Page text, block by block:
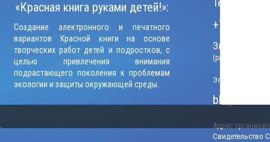
«Красная книга руками детей!»:
Создание электронного и печатного
вариантов Красной книги на основе
творческих работ детей и подростков, с
целью привлечения внимания
подрастающего поколения к проблемам
экологии и защиты окружающей среды.
Телефон:
+7 (906)
Звонки
(рабочие дни,
Электронный
blago-
Адрес
Свидетельство